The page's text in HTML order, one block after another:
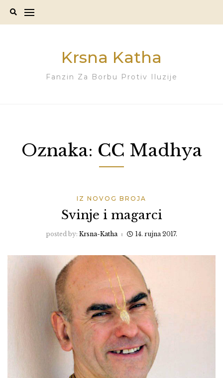
Krsna Katha
Fanzin Za Borbu Protiv Iluzije
Oznaka: CC Madhya
IZ NOVOG BROJA
Svinje i magarci
posted by: Krsna-Katha 14. rujna 2017.